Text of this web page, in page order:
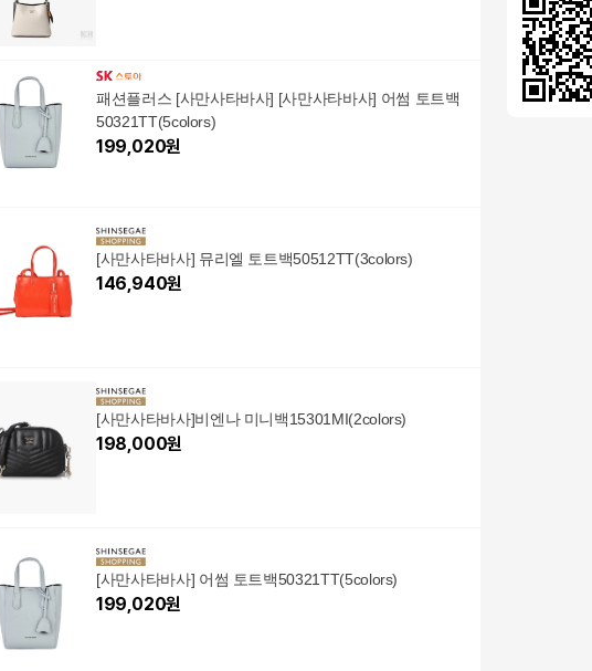
패션플러스 [사만사타바사] [사만사타바사] 어썸 토트백
50321TT(5colors)
199,020원
[사만사타바사] 뮤리엘 토트백50512TT(3colors)
146,940원
[사만사타바사]비엔나 미니백15301MI(2colors)
198,000원
[사만사타바사] 어썸 토트백50321TT(5colors)
199,020원